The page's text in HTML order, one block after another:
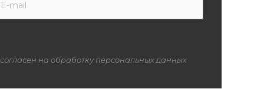
на обработку персональных данных